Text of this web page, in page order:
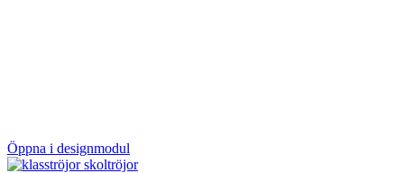
Öppna i designmodul